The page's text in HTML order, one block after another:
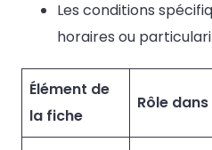
Les conditions
horaires ou
Élément de
la fiche
Rôle